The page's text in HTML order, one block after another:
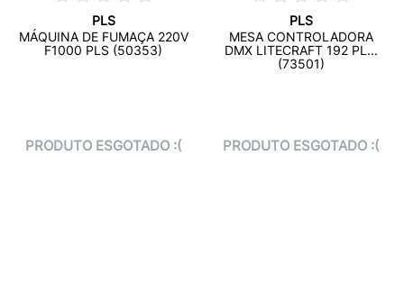
PLS
MÁQUINA DE FUMAÇA 220V
F1000 PLS (50353)
PRODUTO ESGOTADO :(
PLS
MESA CONTROLADORA
DMX LITECRAFT 192 PL...
(73501)
PRODUTO ESGOTADO :(